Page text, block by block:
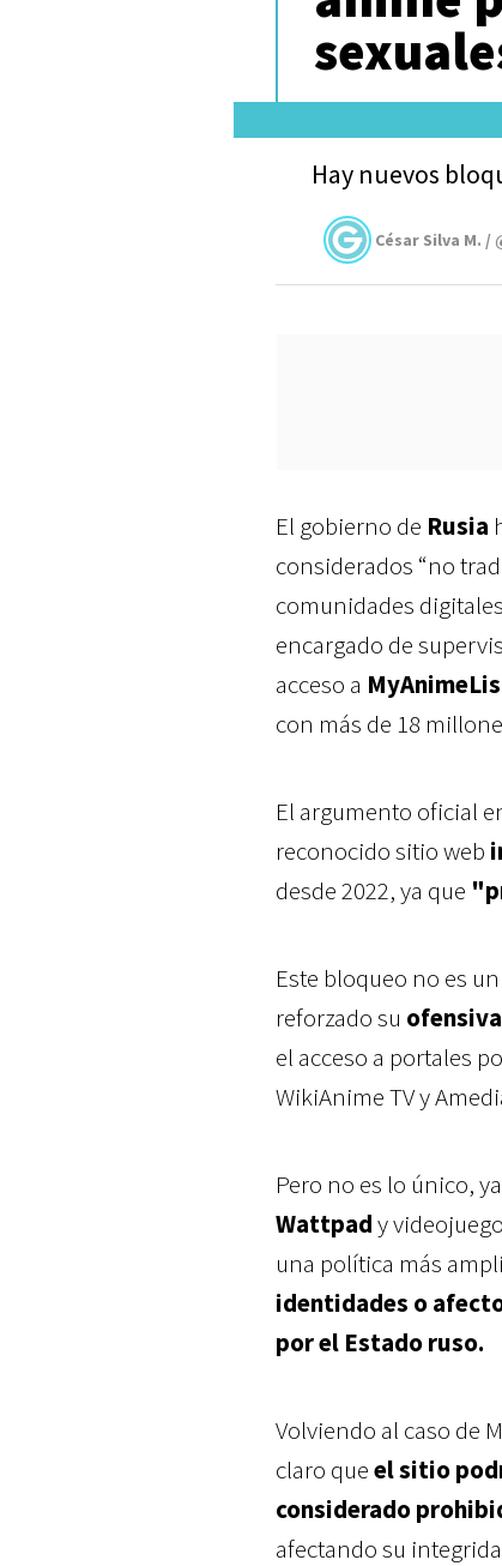
Hay nuevos
César Silva M. /
El gobierno de Rusia
considerados “no
comunidades
encargado de
acceso a
con más de 18
El argumento oficial
reconocido sitio web
desde 2022, ya que
Este bloqueo no es
reforzado su
el acceso a portales
WikiAnime TV y
Pero no es lo único,
Wattpady
una política más
identidades o
por el Estado ruso.
Volviendo al caso de
claro queel sitio
considerado
afectando su